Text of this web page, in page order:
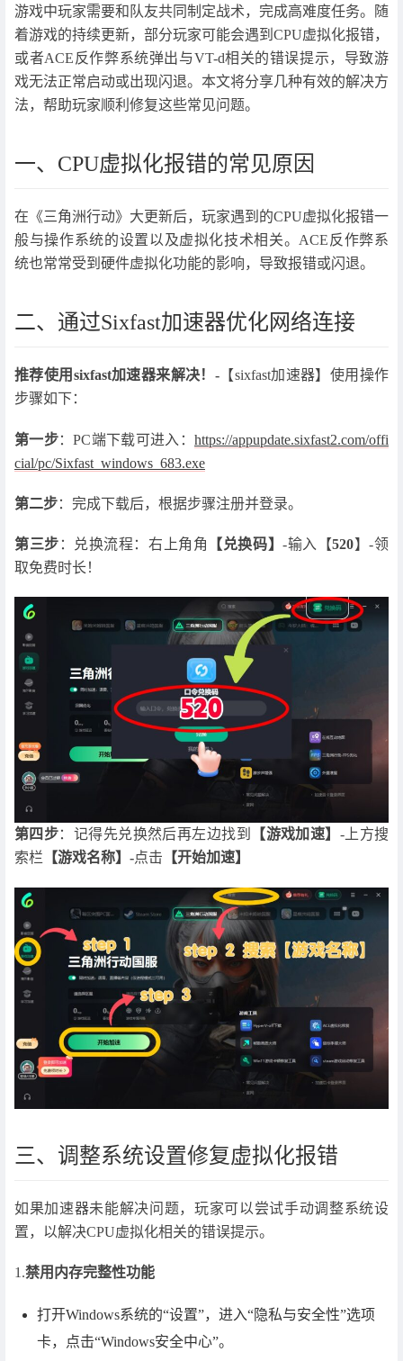
游戏中玩家需要和队友共同制定战术，完成高难度任务。随
着游戏的持续更新，部分玩家可能会遇到CPU虚拟化报错，
或者ACE反作弊系统弹出与VT-d相关的错误提示，导致游
戏无法正常启动或出现闪退。本文将分享几种有效的解决方
法，帮助玩家顺利修复这些常见问题。
一、CPU虚拟化报错的常见原因
在《三角洲行动》大更新后，玩家遇到的CPU虚拟化报错一
般与操作系统的设置以及虚拟化技术相关。ACE反作弊系
统也常常受到硬件虚拟化功能的影响，导致报错或闪退。
二、通过Sixfast加速器优化网络连接
推荐使用sixfast加速器来解决！-【sixfast加速器】使用操作
步骤如下：
第一步：PC端下载可进入： https://appupdate.sixfast2.com/offi
cial/pc/Sixfast_windows_683.exe
第二步：完成下载后，根据步骤注册并登录。
第三步 ：兑换流程：右上角角 【兑换码】-输入【520】-领
取免费时长！
第四步：记得先兑换然后再左边找到 【游戏加速】 -上方搜
索栏 【游戏名称】-点击 【开始加速】
三、调整系统设置修复虚拟化报错
如果加速器未能解决问题，玩家可以尝试手动调整系统设
置，以解决CPU虚拟化相关的错误提示。
1.禁用内存完整性功能
打开Windows系统的“设置”，进入“隐私与安全性”选项
卡，点击“Windows安全中心”。